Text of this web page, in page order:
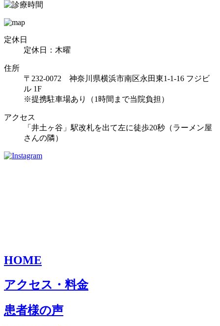
定休日
定休日：木曜
住所
〒232-0072 神奈川県横浜市南区永田東1-1-16 フジビ
ル 1F
※提携駐車場あり（1時間まで当院負担）
アクセス
「井土ヶ谷」駅改札を出て左に徒歩20秒（ラーメン屋
さんの隣）
HOME
アクセス・料金
患者様の声